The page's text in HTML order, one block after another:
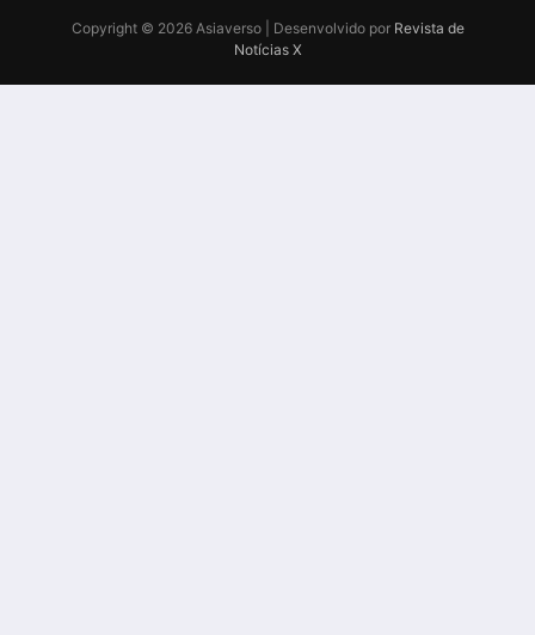
Copyright © 2026 Asiaverso | Desenvolvido por Revista de
Notícias X